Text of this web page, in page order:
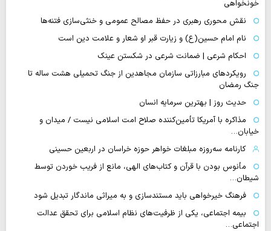
خونخواهی
نقش محوری رهبری در حفظ مصالح عمومی و خنثی‌سازی فتنه‌ها
نام امام حسین(ع) و زیارت قبر او شعار و علامت دین است
احکام شرعی | ضمانت شرعی در شکستن عینک
رویکردهای مبارزاتی سازمان مجاهدین از جنگ تحمیلی هشت ساله تا
جنگ رمضان
حدیث روز | بهترین سرمایه انسان
مذاکره با آمریکا تأمین‌کننده صلاح امت اسلامی نیست / میدان و
خیابان…
کارنامه سه‌روزه مبلغات خواهر حوزه خراسان در اربعین حسینی
مأنوس بودن با قرآن و کتاب‌های الهی، مانع از فریب خوردن توسط
شیطان…
فرهنگ خیرخواهی باید مستندسازی و به میراثی ماندگار تبدیل شود
بیمه اجتماعی، یکی از ظرفیت‌های نظام اسلامی برای تحقق عدالت
اجتماعی…